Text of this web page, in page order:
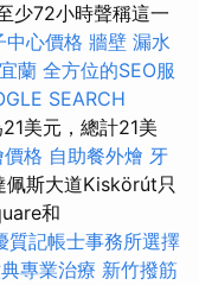
少72小時聲稱這一
中心價格 牆壁 漏水
蘭 全方位的SEO服
SEARCH
美元，總計21美
格 自助餐外燴 牙
佩斯大道Kiskörút只
和
質記帳士事務所選擇
專業治療 新竹撥筋